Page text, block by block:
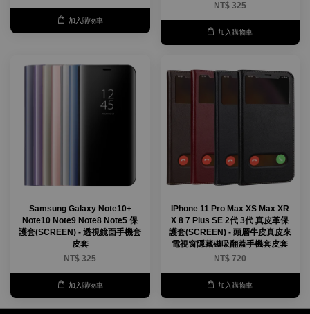
加入購物車
NT$ 325
加入購物車
Samsung Galaxy Note10+
Note10 Note9 Note8 Note5 保
護套(SCREEN) - 透視鏡面手機套
皮套
NT$ 325
加入購物車
IPhone 11 Pro Max XS Max XR
X 8 7 Plus SE 2代 3代 真皮革保
護套(SCREEN) - 頭層牛皮真皮來
電視窗隱藏磁吸翻蓋手機套皮套
NT$ 720
加入購物車